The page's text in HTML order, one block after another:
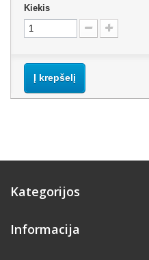
Kiekis
Į krepšelį
Kategorijos
Informacija